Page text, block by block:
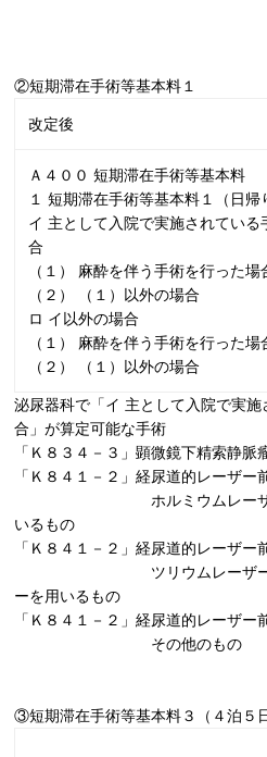
②短期滞在手術等基本料１
改定後
Ａ４００ 短期滞在手術等基本料
１ 短期滞在手術等基本料１（日帰
イ 主として入院で実施されている
合
（１） 麻酔を伴う手術を行っ
（２） （１）以外の
ロ イ以外の場合
（１） 麻酔を伴う手術を行っ
（２） （１）以外の
泌尿器科で「イ 主として入院で実
合」が算定可能な手術
「Ｋ８３４－３」顕微鏡下精索静脈
「Ｋ８４１－２」経尿道的レーザー
ホルミウムレーザー又は
いるもの
「Ｋ８４１－２」経尿道的レーザー
ツリウムレーザーを用い
ーを用いるもの
「Ｋ８４１－２」経尿道的レーザー
その他のもの
③短期滞在手術等基本料３（４泊５